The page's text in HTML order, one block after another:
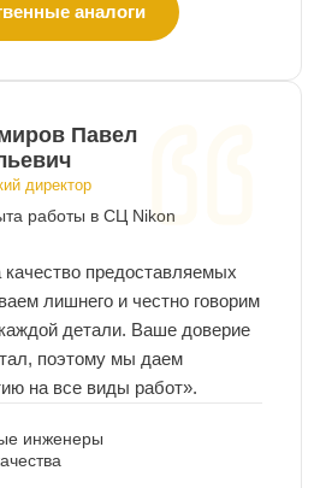
аналоги
Павел
директор
работы в СЦ Nikon
предоставляемых
лишнего и честно говорим
детали. Ваше доверие
поэтому мы даем
на все виды работ».
инженеры